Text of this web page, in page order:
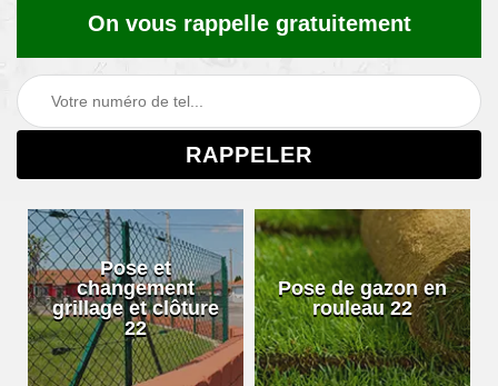
On vous rappelle gratuitement
Pose et
changement
grillage et clôture
22
Pose de gazon en
rouleau 22